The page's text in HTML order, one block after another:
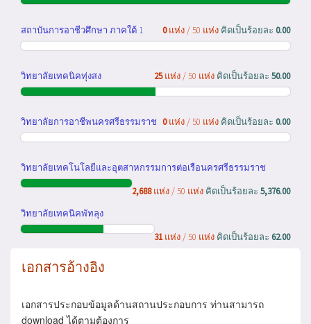
สถาบันการอาชีวศึกษา ภาคใต้ 1 0แห่ง / 50 แห่ง คิดเป็นร้อยละ 0.00
วิทยาลัยเทคนิคทุ่งสง 25แห่ง / 50 แห่ง คิดเป็นร้อยละ 50.00
วิทยาลัยการอาชีพนครศรีธรรมราช 0แห่ง / 50 แห่ง คิดเป็นร้อยละ 0.00
วิทยาลัยเทคโนโลยีและอุตสาหกรรมการต่อเรือนครศรีธรรมราช
2,688แห่ง / 50 แห่ง คิดเป็นร้อยละ 5,376.00
วิทยาลัยเทคนิคพัทลุง
31แห่ง / 50 แห่ง คิดเป็นร้อยละ 62.00
เอกสารอ้างอิง
เอกสารประกอบข้อมูลด้านสถานประกอบการ ท่านสามารถ
download ได้ตามต้องการ